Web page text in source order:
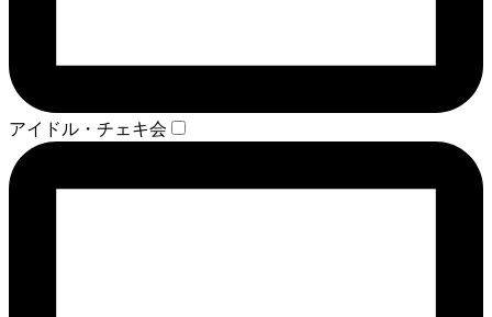
アイドル・チェキ会